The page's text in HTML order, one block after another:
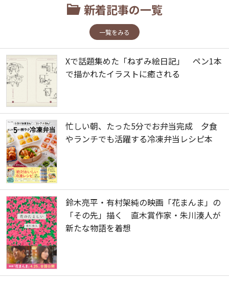
新着記事の一覧
一覧をみる
Xで話題集めた「ねずみ絵日記」 ペン1本
で描かれたイラストに癒される
忙しい朝、たった5分でお弁当完成 夕食
やランチでも活躍する冷凍弁当レシピ本
鈴木亮平・有村架純の映画「花まんま」の
「その先」描く 直木賞作家・朱川湊人が
新たな物語を着想